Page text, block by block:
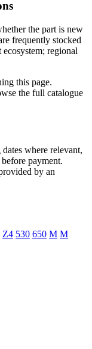
the part is new
frequently stocked
regional
this page.
the full catalogue
where relevant,
payment.
by an
Z4 530 650 M M